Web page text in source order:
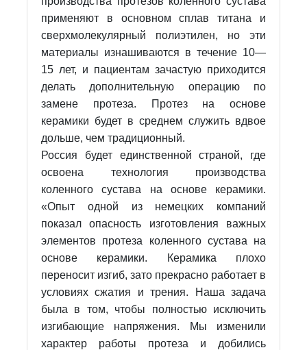
применяют в основном сплав титана и
сверхмолекулярный полиэтилен, но эти
материалы изнашиваются в течение 10—
15 лет, и пациентам зачастую приходится
делать дополнительную операцию по
замене протеза. Протез на основе
керамики будет в среднем служить вдвое
дольше, чем традиционный.
Россия будет единственной страной, где
освоена технология производства
коленного сустава на основе керамики.
«Опыт одной из немецких компаний
показал опасность изготовления важных
элементов протеза коленного сустава на
основе керамики. Керамика плохо
переносит изгиб, зато прекрасно работает в
условиях сжатия и трения. Наша задача
была в том, чтобы полностью исключить
изгибающие напряжения. Мы изменили
характер работы протеза и добились